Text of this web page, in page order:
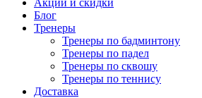
Акции и скидки
Блог
Тренеры
Тренеры по бадминтону
Тренеры по падел
Тренеры по сквошу
Тренеры по теннису
Доставка